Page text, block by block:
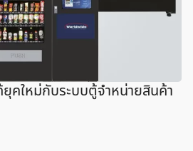
ยุคใหม่กับระบบตู้จำหน่ายสินค้า